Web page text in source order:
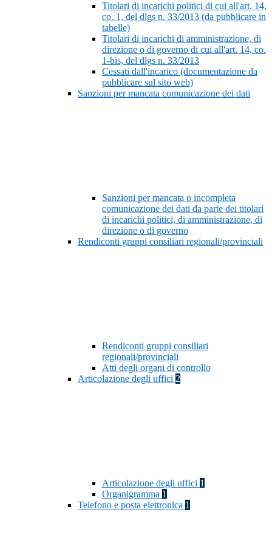
Titolari di incarichi politici di cui all'art. 14,
co. 1, del dlgs n. 33/2013 (da pubblicare in
tabelle)
Titolari di incarichi di amministrazione, di
direzione o di governo di cui all'art. 14, co.
1-bis, del dlgs n. 33/2013
Cessati dall'incarico (documentazione da
pubblicare sul sito web)
Sanzioni per mancata comunicazione dei dati
Sanzioni per mancata o incompleta
comunicazione dei dati da parte dei titolari
di incarichi politici, di amministrazione, di
direzione o di governo
Rendiconti gruppi consiliari regionali/provinciali
Rendiconti gruppi consiliari
regionali/provinciali
Atti degli organi di controllo
Articolazione degli uffici 2
Articolazione degli uffici 1
Organigramma 1
Telefono e posta elettronica 1